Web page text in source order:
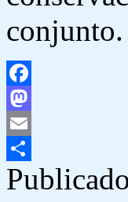
Facebook
Mastodon
Email
Compartir